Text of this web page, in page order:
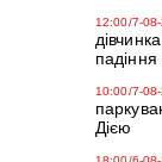
12:00/7-
10:00/7-
Дією